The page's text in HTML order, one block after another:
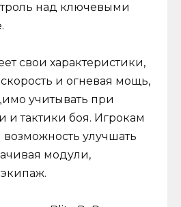
над ключевыми
свои характеристики,
и огневая мощь,
учитывать при
и тактики боя. Игрокам
возможность улучшать
модули,